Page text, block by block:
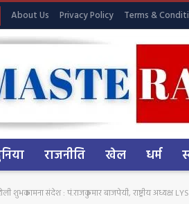
About Us Privacy Policy Terms &
राजनीति खेल धर्म
शुभकामना संदेश : पं.राजकुमार बाजपेयी, राष्ट्रीय अध्यक्ष